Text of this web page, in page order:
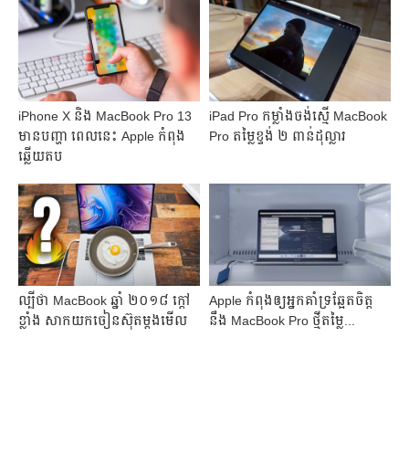
iPhone X និង MacBook Pro 13
មាន​បញ្ហា ពេល​នេះ Apple កំពុង​
ឆ្លើយ​តប
iPad Pro ​កម្លាំង​ចង់​ស្មើ​ MacBook
Pro តម្លៃ​ខ្ទង់ ២ ពាន់​ដុល្លារ​
ល្បីថា MacBook ឆ្នាំ ២០១៨ ក្ដៅ​
ខ្លាំង សាកយកចៀនស៊ុតម្ដងមើល
Apple កំពុង​ឲ្យ​​អ្នក​គាំទ្រ​ឆ្អែត​ចិត្ត​
នឹង​ MacBook Pro ​ថ្មី​តម្លៃ​...